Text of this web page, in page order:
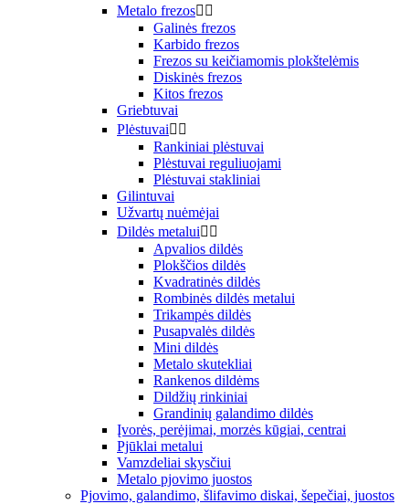
Metalo frezos 
Galinės frezos
Karbido frezos
Frezos su keičiamomis plokštelėmis
Diskinės frezos
Kitos frezos
Griebtuvai
Plėstuvai 
Rankiniai plėstuvai
Plėstuvai reguliuojami
Plėstuvai stakliniai
Gilintuvai
Užvartų nuėmėjai
Dildės metalui 
Apvalios dildės
Plokščios dildės
Kvadratinės dildės
Rombinės dildės metalui
Trikampės dildės
Pusapvalės dildės
Mini dildės
Metalo skutekliai
Rankenos dildėms
Dildžių rinkiniai
Grandinių galandimo dildės
Įvorės, perėjimai, morzės kūgiai, centrai
Pjūklai metalui
Vamzdeliai skysčiui
Metalo pjovimo juostos
Pjovimo, galandimo, šlifavimo diskai, šepečiai, juostos